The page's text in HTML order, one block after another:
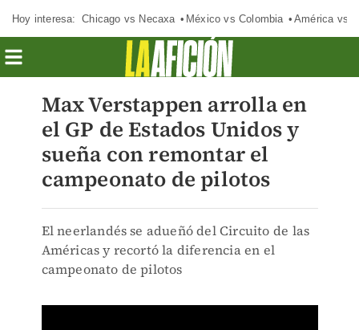
Hoy interesa: Chicago vs Necaxa México vs Colombia América vs
Max Verstappen arrolla en
el GP de Estados Unidos y
sueña con remontar el
campeonato de pilotos
El neerlandés se adueñó del Circuito de las
Américas y recortó la diferencia en el
campeonato de pilotos